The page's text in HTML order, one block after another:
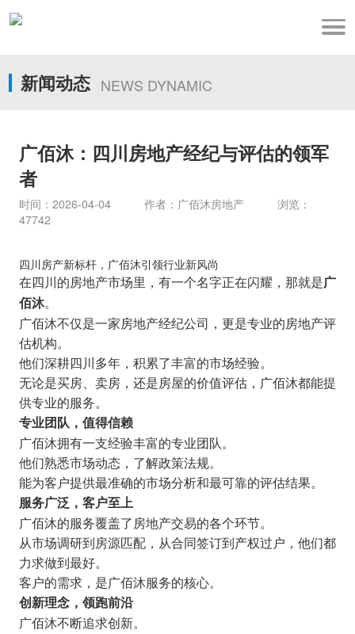
新闻动态 NEWS DYNAMIC
广佰沐：四川房地产经纪与评估的领军
者
时间：2026-04-04 作者：广佰沐房地产 浏览：
47742
四川房产新标杆，广佰沐引领行业新风尚
在四川的房地产市场里，有一个名字正在闪耀，那就是广
佰沐。
广佰沐不仅是一家房地产经纪公司，更是专业的房地产评
估机构。
他们深耕四川多年，积累了丰富的市场经验。
无论是买房、卖房，还是房屋的价值评估，广佰沐都能提
供专业的服务。
专业团队，值得信赖
广佰沐拥有一支经验丰富的专业团队。
他们熟悉市场动态，了解政策法规。
能为客户提供最准确的市场分析和最可靠的评估结果。
服务广泛，客户至上
广佰沐的服务覆盖了房地产交易的各个环节。
从市场调研到房源匹配，从合同签订到产权过户，他们都
力求做到最好。
客户的需求，是广佰沐服务的核心。
创新理念，领跑前沿
广佰沐不断追求创新。